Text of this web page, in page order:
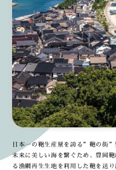
日本一の鞄生産量を誇る”鞄の街”
未来に美しい海を繋ぐため、豊岡
る漁網再生生地を利用した鞄を送り